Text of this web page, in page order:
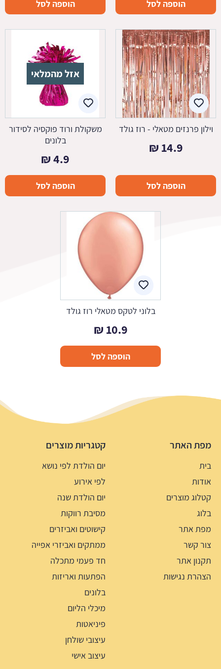
הוספה לסל הוספה לסל
וילון פרנזים מטאלי - רוז גולד
14.9
₪
הוספה לסל
אזל מהמלאי
משקולת ורוד פוקסיה לסידור
בלונים
4.9
₪
הוספה לסל
בלוני לטקס מטאלי רוז גולד
10.9
₪
הוספה לסל
מפת האתר
בית
אודות
קטלוג מוצרים
בלוג
מפת אתר
צור קשר
תקנון אתר
הצהרת נגישות
קטגריות מוצרים
יום הולדת לפי נושא
לפי אירוע
יום הולדת שנה
מסיבת רווקות
קישוטים ואביזרים
ממתקים ואביזרי אפייה
חד פעמי מתכלה
הפתעות ואריזות
בלונים
מיכלי הליום
פיניאטות
עיצובי שולחן
עיצוב אישי